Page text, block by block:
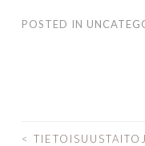
POSTED IN
<